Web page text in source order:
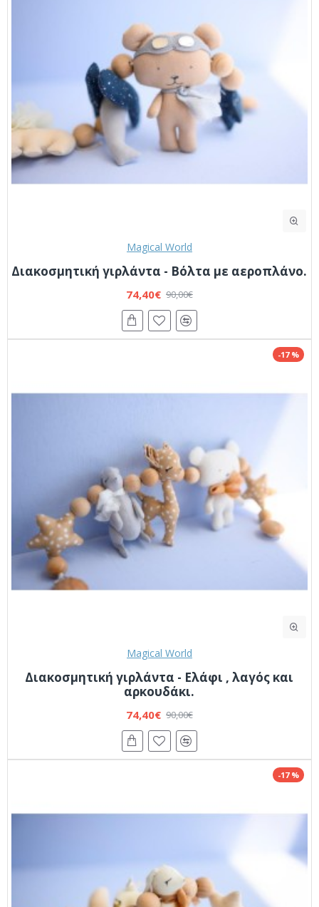
Magical World
Διακοσμητική γιρλάντα - Βόλτα με αεροπλάνο.
74,40€ 90,00€
-17 %
Magical World
Διακοσμητική γιρλάντα - Ελάφι , λαγός και
αρκουδάκι.
74,40€ 90,00€
-17 %